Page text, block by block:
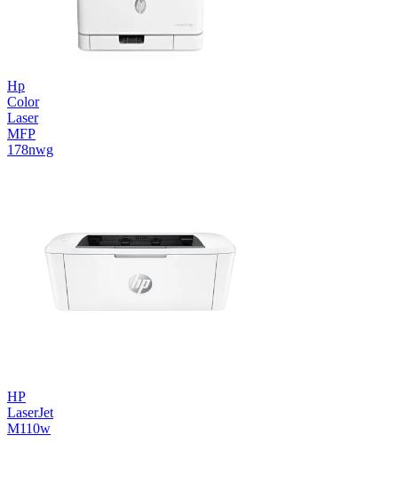
Hp
Color
Laser
MFP
178nwg
HP
LaserJet
M110w